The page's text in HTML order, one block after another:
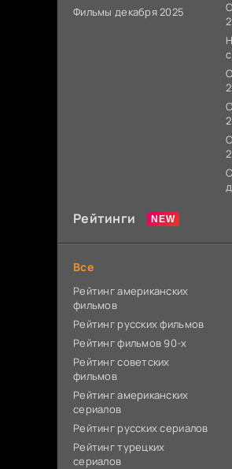
Фильмы декабря 2025
Рейтинги
Все
Рейтинг американских
фильмов
Рейтинг русских фильмов
Рейтинг фильмов 90-х
Рейтинг советских
фильмов
Рейтинг американских
сериалов
Рейтинг русских сериалов
Рейтинг турецких
сериалов